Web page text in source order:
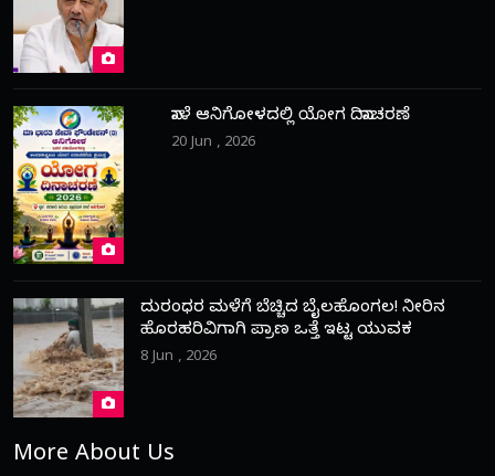
ನಾಳೆ ಆನಿಗೋಳದಲ್ಲಿ ಯೋಗ ದಿನಾಚರಣೆ
20 Jun , 2026
ದುರಂಧರ ಮಳೆಗೆ ಬೆಚ್ಚಿದ ಬೈಲಹೊಂಗಲ! ನೀರಿನ
ಹೊರಹರಿವಿಗಾಗಿ ಪ್ರಾಣ ಒತ್ತೆ ಇಟ್ಟ ಯುವಕ
8 Jun , 2026
More About Us